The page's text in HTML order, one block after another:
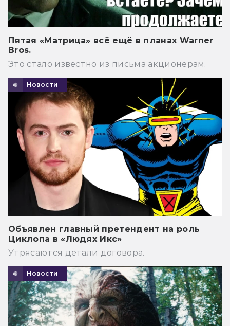
Пятая «Матрица» всё ещё в планах Warner
Bros.
Это стало известно из письма акционерам.
Новости
Объявлен главный претендент на роль
Циклопа в «Людях Икс»
Утрясаются детали договора.
Новости